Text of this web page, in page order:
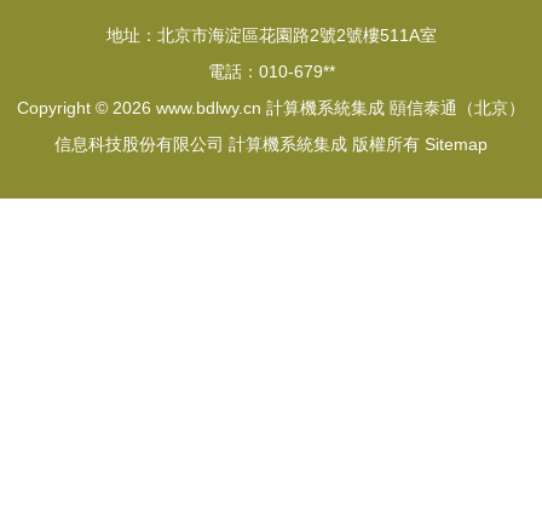
地址：北京市海淀區花園路2號2號樓511A室
電話：010-679**
Copyright © 2026 www.bdlwy.cn 計算機系統集成 頤信泰通（北京）
信息科技股份有限公司 計算機系統集成 版權所有 Sitemap